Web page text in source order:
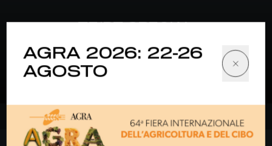
per trattori da 130-260 HP
AGRA 2026: 22-26
AGOSTO